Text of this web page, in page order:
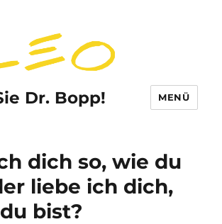
Dr. Bopp! MENÜ
dich so, wie du
liebe ich dich,
bist?